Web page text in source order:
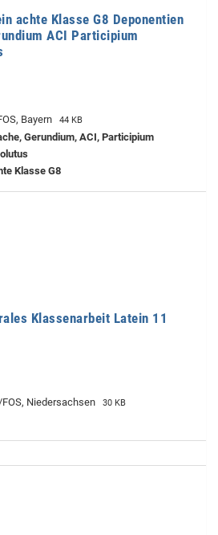
achte Klasse G8 Deponentien
ACI Participium
Bayern 44 KB
Gerundium, ACI, Participium
Klasse G8
Klassenarbeit Latein 11
Niedersachsen 30 KB